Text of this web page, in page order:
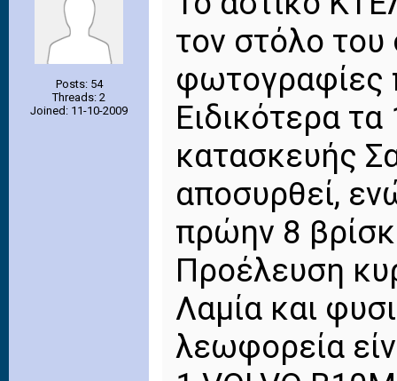
Posts: 54
Threads: 2
Joined: 11-10-2009
τον στόλο του
φωτογραφίες
Ειδικότερα
κατασκευής
αποσυρθεί,
πρώην 8
Προέλευση
Λαμία και
λεωφορεία